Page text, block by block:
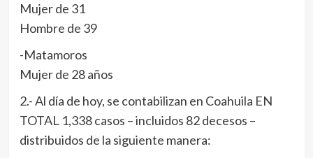
Mujer de 31
Hombre de 39
-Matamoros
Mujer de 28 años
2.- Al día de hoy, se contabilizan en Coahuila EN
TOTAL 1,338 casos – incluidos 82 decesos –
distribuidos de la siguiente manera: